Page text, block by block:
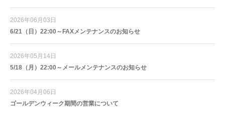
2026年06月03日
6/21（日）22:00～FAXメンテナンスのお知らせ
2026年05月14日
5/18（月）22:00～メールメンテナンスのお知らせ
2026年04月06日
ゴールデンウィーク期間の営業について